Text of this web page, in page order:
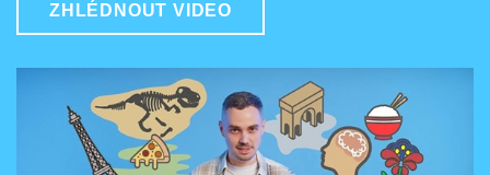
ZHLÉDNOUT VIDEO